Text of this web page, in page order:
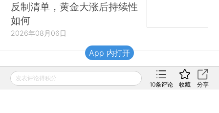
反制清单，黄金大涨后持续性
如何
2026年08月06日
财新移动
发表评论得积分
10条评论 收藏 分享
App 内打开